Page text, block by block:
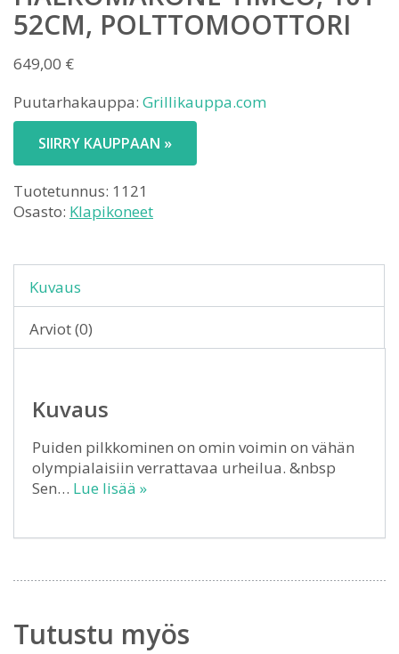
52CM, POLTTOMOOTTORI
649,00 €
Puutarhakauppa: Grillikauppa.com
SIIRRY KAUPPAAN »
Tuotetunnus: 1121
Osasto: Klapikoneet
Kuvaus
Arviot (0)
Kuvaus
Puiden pilkkominen on omin voimin on vähän
olympialaisiin verrattavaa urheilua. &nbsp
Sen… Lue lisää »
Tutustu myös